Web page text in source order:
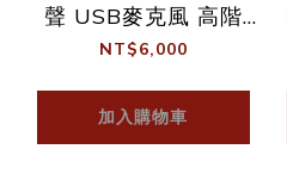
聲 USB麥克風 高階
USB麥克風 直播 錄音
NT$6,000
加入購物車